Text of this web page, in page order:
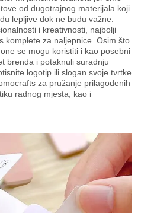
od dugotrajnog materijala koji
lepljive dok ne budu važne.
i kreativnosti, najbolji
komplete za naljepnice. Osim što
se mogu koristiti i kao posebni
brenda i potaknuli suradnju
logotip ili slogan svoje tvrtke
za pružanje prilagođenih
radnog mjesta, kao i